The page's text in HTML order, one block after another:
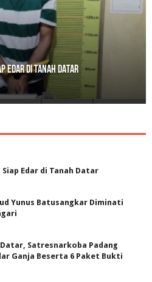
Batusangkar Diminati Polri, TNI,
Edar di Tanah Datar
Yunus Batusangkar Diminati
Satresnarkoba Padang
Ganja Beserta 6 Paket Bukti